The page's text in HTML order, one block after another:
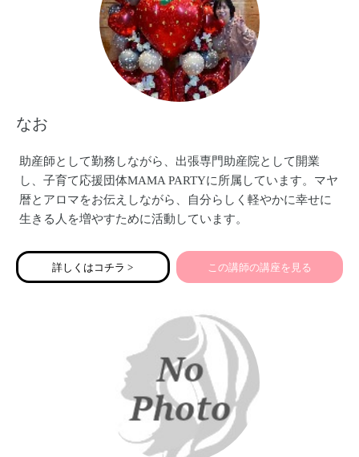
どうぞよろしくお願い致します＾＾
なお
助産師として勤務しながら、出張専門助産院として開業
し、子育て応援団体MAMA PARTYに所属しています。マヤ
暦とアロマをお伝えしながら、自分らしく軽やかに幸せに
生きる人を増やすために活動しています。
詳しくはコチラ > この講師の講座を見る